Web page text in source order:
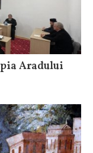
Aradului